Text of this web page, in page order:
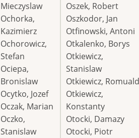
Mieczyslaw
Ochorka,
Kazimierz
Ochorowicz,
Stefan
Ociepa,
Bronislaw
Ocytko, Jozef
Oczak, Marian
Oczko,
Stanislaw
Oszek, Robert
Oszkodor, Jan
Otfinowski, Antoni
Otkalenko, Borys
Otkiewicz,
Stanislaw
Otkiewicz, Romuald
Otkiewicz,
Konstanty
Otocki, Damazy
Otocki, Piotr